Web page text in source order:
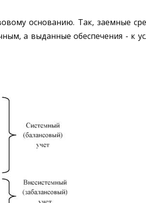
основанию. Так, заемные
а выданные обеспечения - к